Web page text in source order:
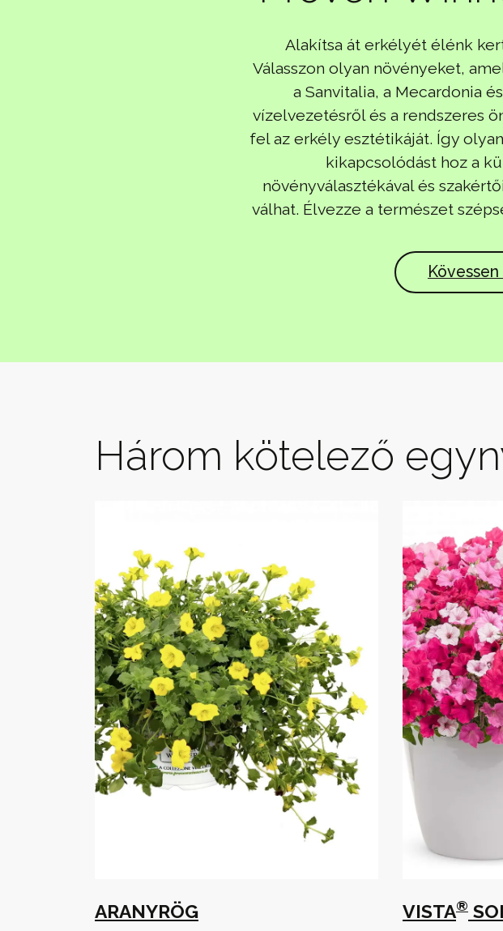
Alakítsa át erkélyét élénk
Válasszon olyan növényeket,
a Sanvitalia, a Mecardonia
vízelvezetésről és a rendszeres
fel az erkély esztétikáját. Így
kikapcsolódást hoz a
növényválasztékával és
válhat. Élvezze a természet
Három kötelező
ARANYRÖG VISTA®